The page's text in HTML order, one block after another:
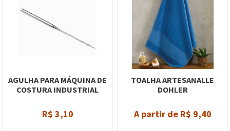
AGULHA PARA MÁQUINA DE
COSTURA INDUSTRIAL
R$ 3,10
TOALHA ARTESANALLE
DOHLER
A partir de R$ 9,40